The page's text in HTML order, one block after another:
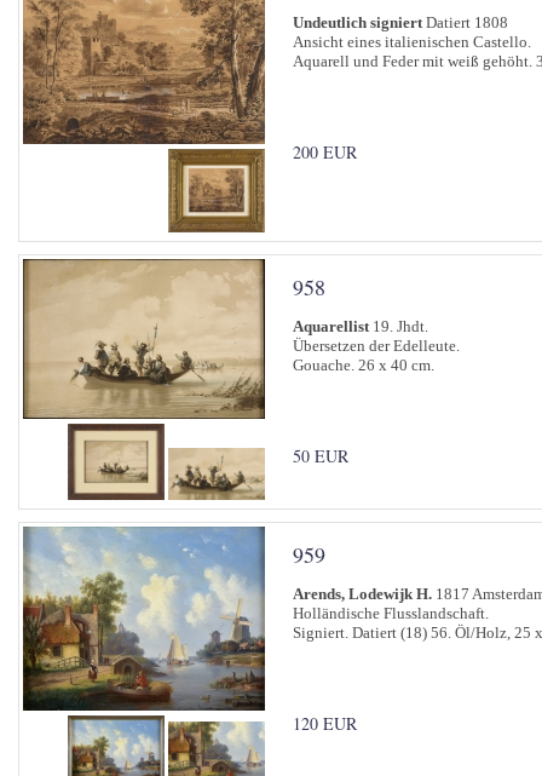
Undeutlich signiertDatiert 1808
Ansicht eines italienischen Castello.
Aquarell und Feder mit weiß gehöht.
200 EUR
958
Aquarellist19. Jhdt.
Übersetzen der Edelleute.
Gouache. 26 x 40 cm.
50 EUR
959
Arends, Lodewijk H. 1817
Holländische Flusslandschaft.
Signiert. Datiert (18) 56. Öl/Holz, 25
120 EUR